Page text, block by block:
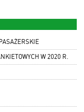
W 2020 R.